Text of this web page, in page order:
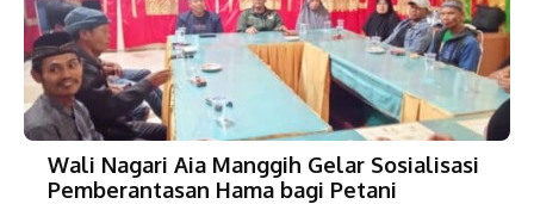
Wali Nagari Aia Manggih Gelar Sosialisasi
Pemberantasan Hama bagi Petani